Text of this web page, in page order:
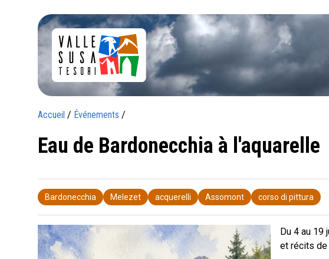
Accueil / Événements /
Eau de Bardonecchia à l'aquarelle
Bardonecchia Melezet acquerelli Assomont corso di pittura
Du 4 au 19
et récits de